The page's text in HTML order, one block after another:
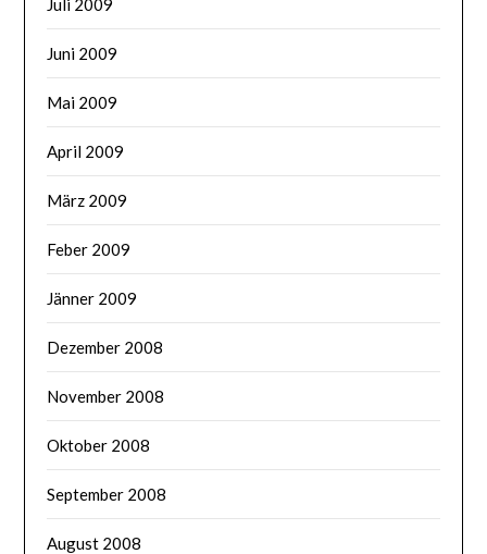
Juni 2009
Mai 2009
April 2009
März 2009
Feber 2009
Jänner 2009
Dezember 2008
November 2008
Oktober 2008
September 2008
August 2008